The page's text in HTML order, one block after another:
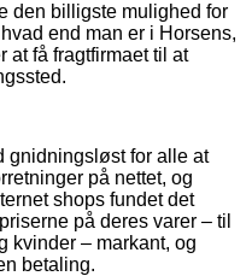
den billigste mulighed for
end man er i Horsens,
få fragtfirmaet til at
gnidningsløst for alle at
på nettet, og
shops fundet det
på deres varer – til
kvinder – markant, og
betaling.